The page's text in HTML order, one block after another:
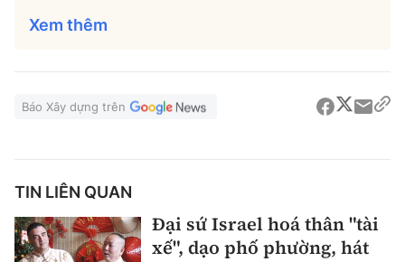
Xem thêm
Báo Xây dựng trên
TIN LIÊN QUAN
Đại sứ Israel hoá thân "tài
xế", dạo phố phường, hát